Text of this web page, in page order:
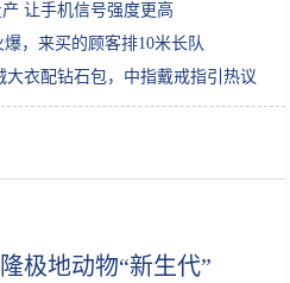
让手机信号强度更高
，来买的顾客排10米长队
衣配钻石包，中指戴戒指引热议
极地动物“新生代”